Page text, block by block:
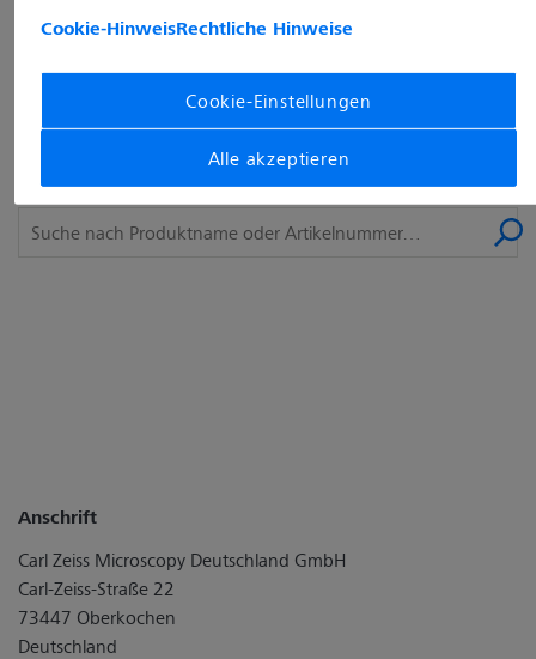
Wonach suchen Sie?
Das gewünschte Produkt konnte nicht gefunden werden?
Produktnamen oder eine Artikelnummer ein.
Anschrift
Carl Zeiss Microscopy Deutschland GmbH
Carl-Zeiss-Straße 22
73447 Oberkochen
Deutschland
Cookie-HinweisRechtliche Hinweise
Cookie-Einstellungen
Alle akzeptieren